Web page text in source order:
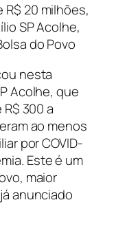
20 milhões,
SP Acolhe,
do Povo
nesta
Acolhe, que
300 a
ao menos
por COVID-
Este é um
maior
anunciado